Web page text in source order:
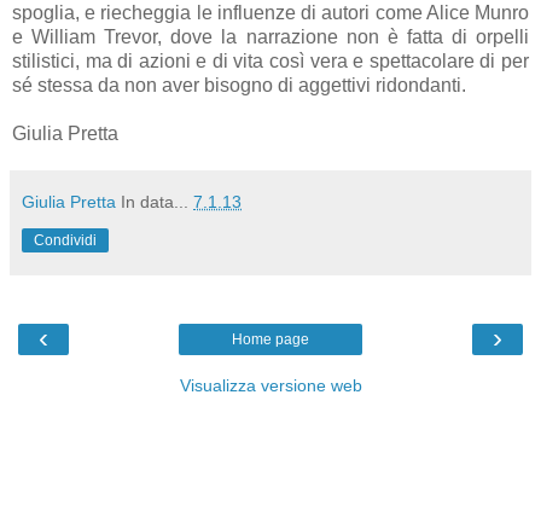
spoglia, e riecheggia le influenze di autori come Alice Munro
e William Trevor, dove la narrazione non è fatta di orpelli
stilistici, ma di azioni e di vita così vera e spettacolare di per
sé stessa da non aver bisogno di aggettivi ridondanti.
Giulia Pretta
Giulia Pretta In data... 7.1.13
Condividi
‹ ›
Home page
Visualizza versione web